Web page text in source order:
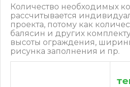
Количество необходимых
рассчитывается
проекта, потому как
балясин и других
высоты ограждения,
рисунка заполнения и пр.